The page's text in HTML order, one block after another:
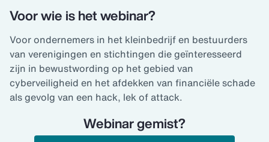
Voor wie is het webinar?
Voor ondernemers in het kleinbedrijf en bestuurders
van verenigingen en stichtingen die geïnteresseerd
zijn in bewustwording op het gebied van
cyberveiligheid en het afdekken van financiële schade
als gevolg van een hack, lek of attack.
Webinar gemist?